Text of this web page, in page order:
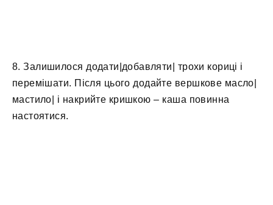
8. Залишилося додати|добавляти| трохи кориці і
перемішати. Після цього додайте вершкове масло|
мастило| і накрийте кришкою – каша повинна
настоятися.